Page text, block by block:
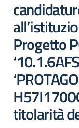
Progetto
titolarità